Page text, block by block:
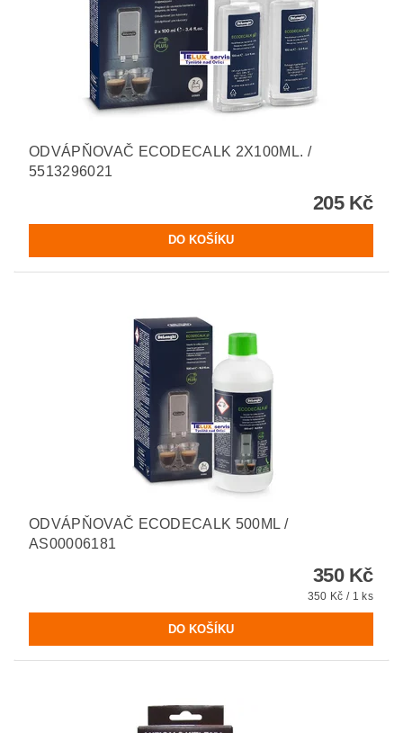
ODVÁPŇOVAČ ECODECALK 2X100ML. /
5513296021
205 Kč
ODVÁPŇOVAČ ECODECALK 500ML /
AS00006181
350 Kč
350 Kč / 1 ks